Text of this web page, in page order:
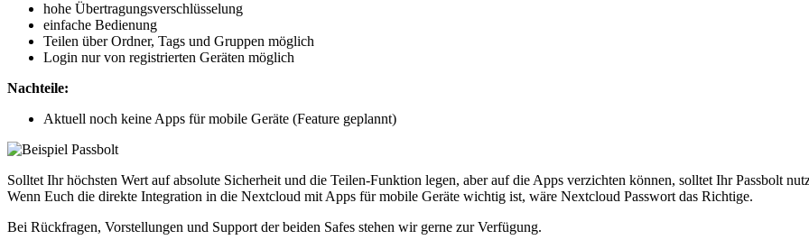
hohe Übertragungsverschlüsselung
einfache Bedienung
Teilen über Ordner, Tags und Gruppen möglich
Login nur von registrierten Geräten möglich
Nachteile:
Aktuell noch keine Apps für mobile Geräte (Feature geplannt)
Solltet Ihr höchsten Wert auf absolute Sicherheit und die Teilen-Funktion legen, aber auf die Apps verzichten können, solltet Ihr Passbolt
Wenn Euch die direkte Integration in die Nextcloud mit Apps für mobile Geräte wichtig ist, wäre Nextcloud Passwort das Richtige.
Bei Rückfragen, Vorstellungen und Support der beiden Safes stehen wir gerne zur Verfügung.